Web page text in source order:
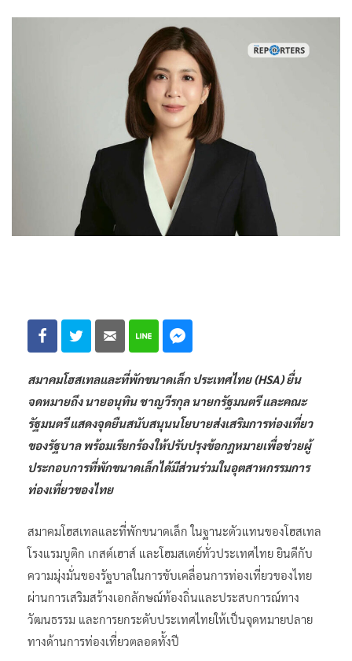
สมาคมโฮสเทลและที่พักขนาดเล็ก ประเทศไทย (HSA) ยื่น
จดหมายถึง นายอนุทิน ชาญวีรกุล นายกรัฐมนตรี และคณะ
รัฐมนตรี แสดงจุดยืนสนับสนุนนโยบายส่งเสริมการท่องเที่ยว
ของรัฐบาล พร้อมเรียกร้องให้ปรับปรุงข้อกฎหมายเพื่อช่วยผู้
ประกอบการที่พักขนาดเล็กได้มีส่วนร่วมในอุตสาหกรรมการ
ท่องเที่ยวของไทย
สมาคมโฮสเทลและที่พักขนาดเล็ก ในฐานะตัวแทนของโฮสเทล
โรงแรมบูติก เกสต์เฮาส์ และโฮมสเตย์ทั่วประเทศไทย ยินดีกับ
ความมุ่งมั่นของรัฐบาลในการขับเคลื่อนการท่องเที่ยวของไทย
ผ่านการเสริมสร้างเอกลักษณ์ท้องถิ่นและประสบการณ์ทาง
วัฒนธรรม และการยกระดับประเทศไทยให้เป็นจุดหมายปลาย
ทางด้านการท่องเที่ยวตลอดทั้งปี